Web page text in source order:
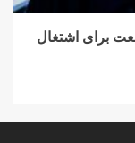
برای اشتغال